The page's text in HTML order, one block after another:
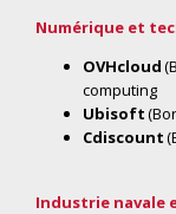
Numérique et
OVHcloud
computing
Ubisoft
Cdiscount
Industrie navale